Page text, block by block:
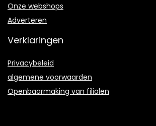
Onze webshops
Adverteren
Verklaringen
Privacybeleid
algemene voorwaarden
Openbaarmaking van filialen